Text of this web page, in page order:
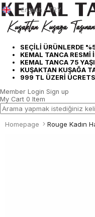
SEÇİLİ ÜRÜNLERDE
KEMAL TANCA RESMİ
KEMAL TANCA 75
KUŞAKTAN KUŞAĞA
999 TL ÜZERİ
English - TRY
Member Login Sign up
My Cart 0 Item
Homepage Rouge Kadın